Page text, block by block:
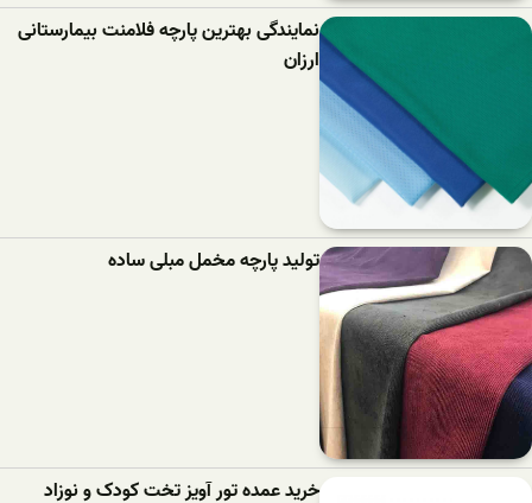
نمایندگی بهترین پارچه فلامنت بیمارستانی
ارزان
تولید پارچه مخمل مبلی ساده
خرید عمده تور آویز تخت کودک و نوزاد